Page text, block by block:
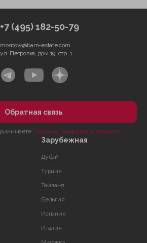
Зарубежная
Дубай
Турция
Таиланд
Бельгия
Испания
Италия
+7 (495) 182-50-79
moscow@barn-estate.com
ул. Петровка, дом 19, стр. 1
Обратная связь
Политику конфиденциальности